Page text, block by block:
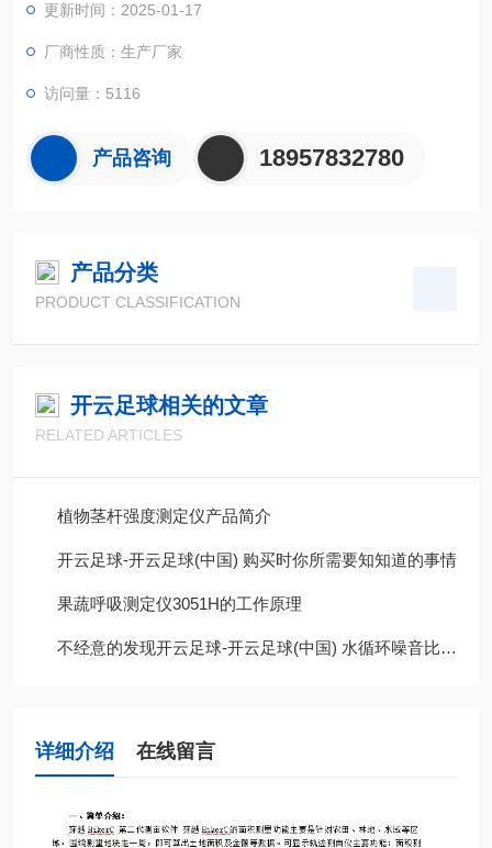
更新时间：2025-01-17
厂商性质：生产厂家
访问量：5116
产品咨询 18957832780
产品分类
PRODUCT CLASSIFICATION
开云足球相关的文章
RELATED ARTICLES
植物茎杆强度测定仪产品简介
开云足球-开云足球(中国) 购买时你所需要知知道的事情
果蔬呼吸测定仪3051H的工作原理
不经意的发现开云足球-开云足球(中国) 水循环噪音比以前大很多，这是为什么呢?
详细介绍 在线留言